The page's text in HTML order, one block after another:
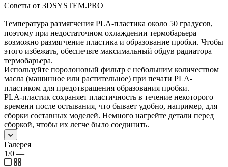
Советы от 3DSYSTEM.PRO
Температура размягчения PLA-пластика около 50 градусов,
поэтому при недостаточном охлаждении термобарьера
возможно размягчение пластика и образование пробки. Чтобы
этого избежать, обеспечьте максимальный обдув радиатора
термобарьера.
Используйте поролоновый фильтр с небольшим количеством
масла (машинное или растительное) при печати PLA-
пластиком для предотвращения образования пробки.
PLA-пластик сохраняет пластичность в течение некоторого
времени после остывания, что бывает удобно, например, для
сборки составных моделей. Немного нагрейте детали перед
сборкой, чтобы их легче было соединить.
Галерея
1/0 —